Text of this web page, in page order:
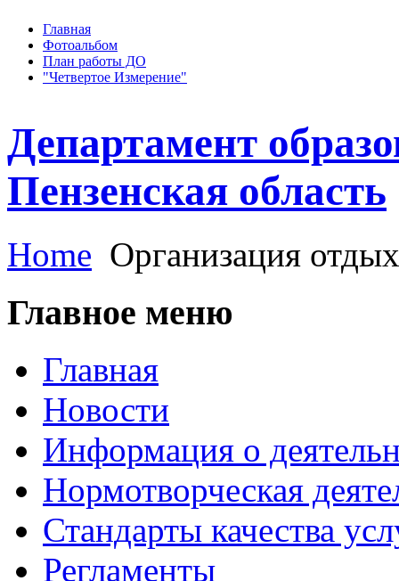
Главная
Фотоальбом
План работы ДО
"Четвертое Измерение"
Департамент
Пензенская область
Home Организация
Главное меню
Главная
Новости
Информация о
Нормотворческая
Стандарты качества
Регламенты